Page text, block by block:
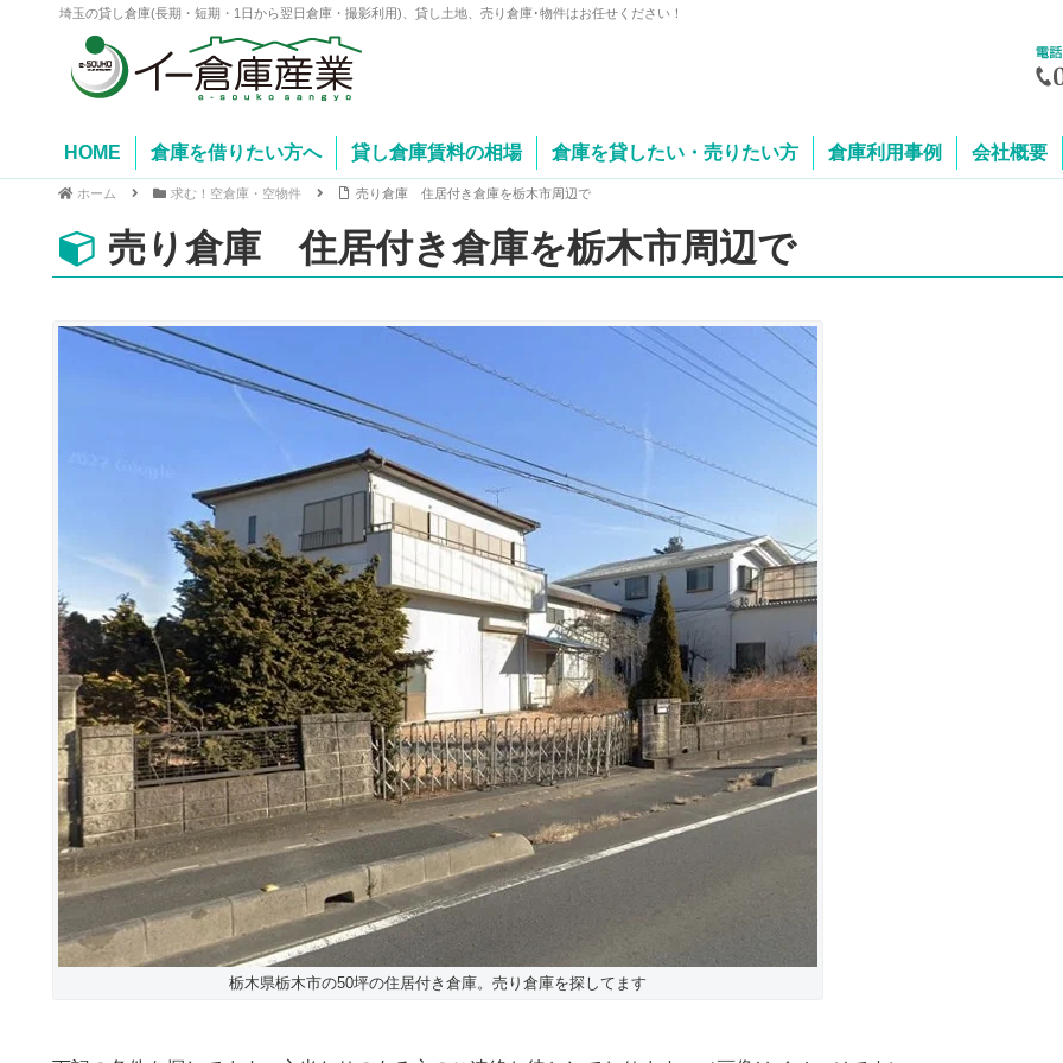
埼玉の貸し倉庫(長期・短期・1日から翌日倉庫・撮影利用)、貸し土地、売り倉庫･物件はお任せください！
HOME 倉庫を借りたい方へ 貸し倉庫賃料の相場 倉庫を貸したい・売りたい方 倉庫利用事例 会社概要
ホーム 求む！空倉庫・空物件 売り倉庫 住居付き倉庫を栃木市周辺で
売り倉庫 住居付き倉庫を栃木市周辺で
栃木県栃木市の50坪の住居付き倉庫。売り倉庫を探してます